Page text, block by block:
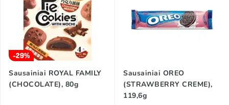
-29%
Sausainiai ROYAL FAMILY
(CHOCOLATE), 80g
Sausainiai OREO
(STRAWBERRY CREME),
119,6g